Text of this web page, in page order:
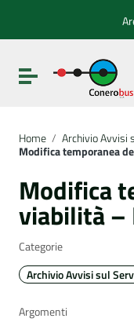
Vai al menu di
Vai al footer
Attiva / disattiva la
Home / Archivio Avvisi
Modifica temporanea
Modifica
viabilità –
Categorie
Archivio Avvisi sul
Argomenti